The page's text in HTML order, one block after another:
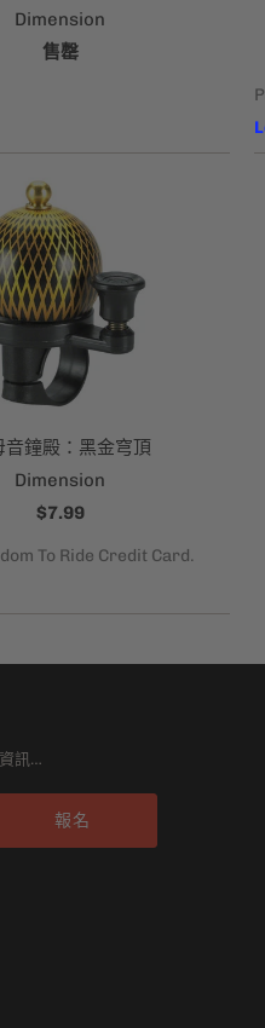
Dimension
售罄
音鐘殿：黑金穹頂
Dimension
$7.99
訊…